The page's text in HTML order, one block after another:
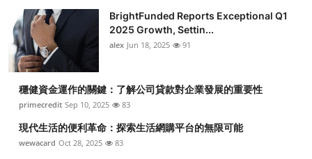
BrightFunded Reports Exceptional Q1
2025 Growth, Settin...
alex Jun 18, 2025 91
穩健資金運作的關鍵：了解公司貸款對企業發展的重要性
primecredit Sep 10, 2025 83
現代生活的便利革命：探索生活網購平台的無限可能
wewacard Oct 28, 2025 83